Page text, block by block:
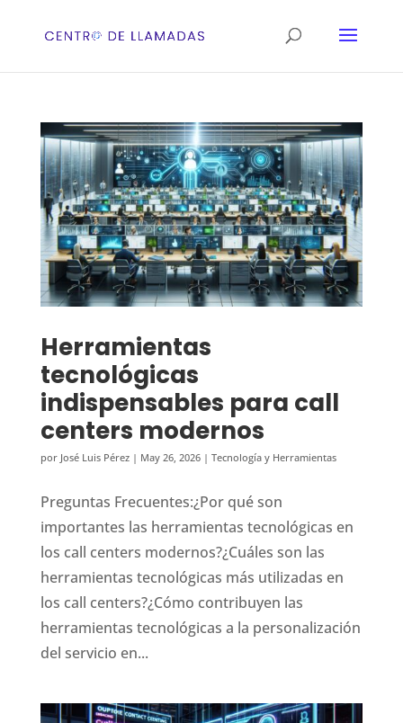
Herramientas
tecnológicas
indispensables para call
centers modernos
por José Luis Pérez| May 26, 2026| Tecnología y Herramientas
Preguntas Frecuentes:¿Por qué son
importantes las herramientas tecnológicas en
los call centers modernos?¿Cuáles son las
herramientas tecnológicas más utilizadas en
los call centers?¿Cómo contribuyen las
herramientas tecnológicas a la personalización
del servicio en...